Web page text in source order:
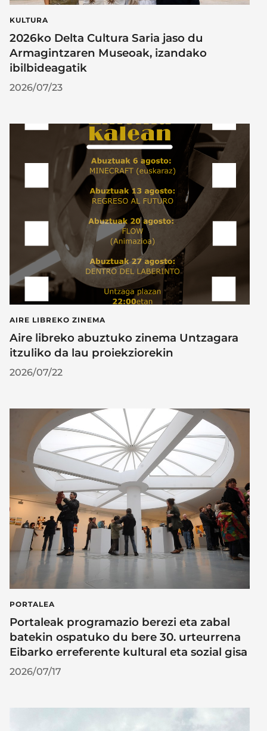
KULTURA
2026ko Delta Cultura Saria jaso du
Armagintzaren Museoak, izandako
ibilbideagatik
2026/07/23
AIRE LIBREKO ZINEMA
Aire libreko abuztuko zinema Untzagara
itzuliko da lau proiekziorekin
2026/07/22
PORTALEA
Portaleak programazio berezi eta zabal
batekin ospatuko du bere 30. urteurrena
Eibarko erreferente kultural eta sozial gisa
2026/07/17